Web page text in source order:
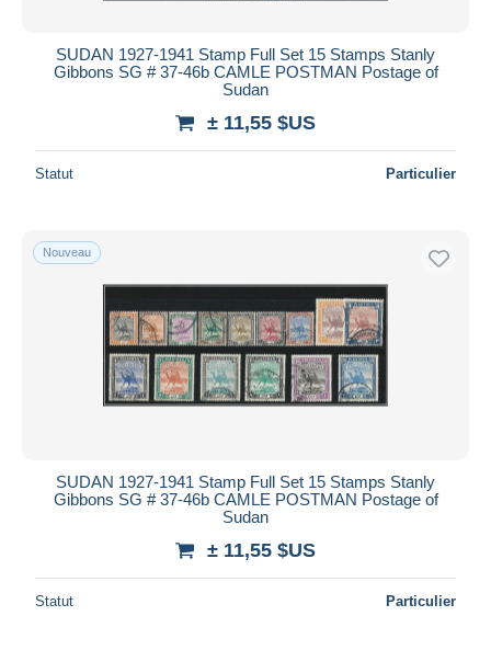
SUDAN 1927-1941 Stamp Full Set 15 Stamps Stanly
Gibbons SG # 37-46b CAMLE POSTMAN Postage of
Sudan
± 11,55 $US
Statut Particulier
Nouveau
SUDAN 1927-1941 Stamp Full Set 15 Stamps Stanly
Gibbons SG # 37-46b CAMLE POSTMAN Postage of
Sudan
± 11,55 $US
Statut Particulier